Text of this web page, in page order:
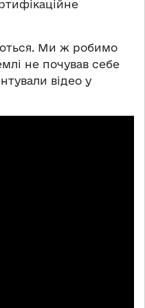
Ми ж робимо
не почував себе
відео у